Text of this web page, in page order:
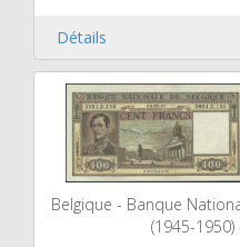
Détails
Belgique - Banque
(1945-